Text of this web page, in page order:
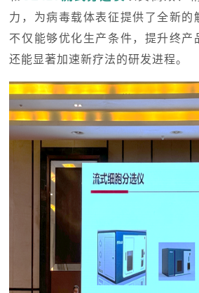
力，为病毒载体表征提供了全新的
不仅能够优化生产条件，提升终产
还能显著加速新疗法的研发进程。